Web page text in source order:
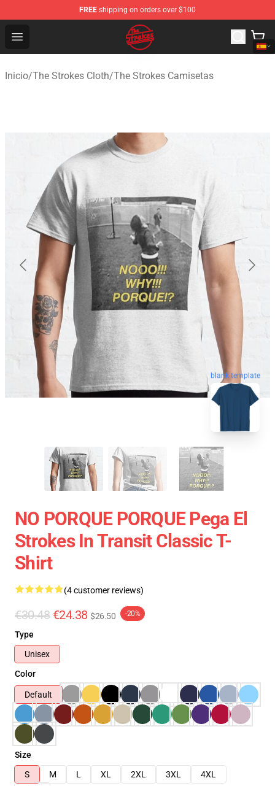
FREE shipping on orders over $100
Open menu
The Strokes Shop - Official The Strokes Merchandise
Inicio/The Strokes Cloth/The Strokes Camisetas
blank template
NO PORQUE PORQUE Pega El
Strokes In Transit Classic T-
Shirt
(4 customer reviews)
€30.48 €24.38 $26.50 -20%
Type
Unisex
Color
Default
Size
S
M L XL 2XL 3XL
4XL